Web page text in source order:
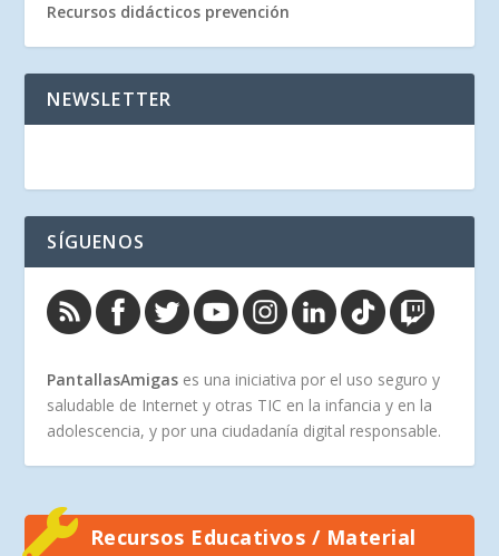
Recursos didácticos prevención
NEWSLETTER
SÍGUENOS
PantallasAmigas es una iniciativa por el uso seguro y
saludable de Internet y otras TIC en la infancia y en la
adolescencia, y por una ciudadanía digital responsable.
Recursos Educativos / Material